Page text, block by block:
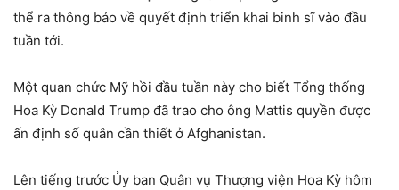
thể ra thông báo về quyết định triển khai binh sĩ vào đầu
tuần tới.
Một quan chức Mỹ hồi đầu tuần này cho biết Tổng thống
Hoa Kỳ Donald Trump đã trao cho ông Mattis quyền được
ấn định số quân cần thiết ở Afghanistan.
Lên tiếng trước Ủy ban Quân vụ Thượng viện Hoa Kỳ hôm